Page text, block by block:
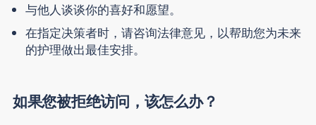
与他人谈谈你的喜好和愿望。
在指定决策者时， 请咨询法律意见 ，以帮助您为未来
的护理做出最佳安排。
如果您被拒绝访问，该怎么办？